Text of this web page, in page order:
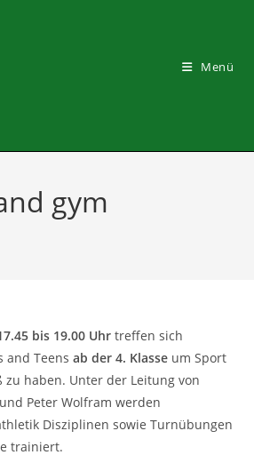
Menü
gym
bis 19.00 Uhr treffen sich
and Teensab der 4. Klasse um Sport
zu haben. Unter der Leitung von
Peter Wolfram werden
Disziplinen sowie Turnübungen
trainiert.